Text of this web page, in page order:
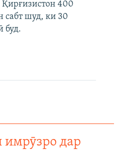
Қирғизистон 400
сабт шуд, ки 30
буд.
дар